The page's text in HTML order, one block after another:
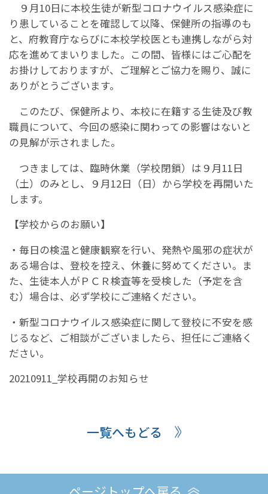
９月10日に本校生徒が新型コロナウイルス感染症に
り患していることを確認して以降、保健所の指導のも
と、府教育庁ならびに本校学校医とも連携しながら対
応を進めてまいりました。この間、皆様にはご心配を
お掛けしておりますが、ご理解とご協力を賜り、誠に
ありがとうございます。
このたび、保健所より、本校に在籍する生徒及び教
職員について、今回の感染に関わっての影響はないと
の見解が示されました。
つきましては、臨時休業（学校閉鎖）は９月11日
（土）のみとし、９月12日（日）から学校を再開いた
します。
【学校からのお願い】
・毎日の検温と健康観察を行い、発熱や風邪の症状が
ある場合は、登校を控え、休養に努めてください。ま
た、生徒本人がＰＣＲ検査等を受検した（予定を含
む）場合は、必ず学校にご連絡ください。
・新型コロナウイルス感染症に関して登校に不安を感
じるなど、ご相談がございましたら、担任にご連絡く
ださい。
20210911_学校再開のお知らせ
一覧へもどる